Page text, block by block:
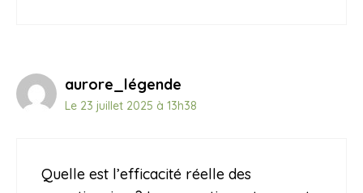
aurore_légende
Le 23 juillet 2025 à 13h38
Quelle est l’efficacité réelle des